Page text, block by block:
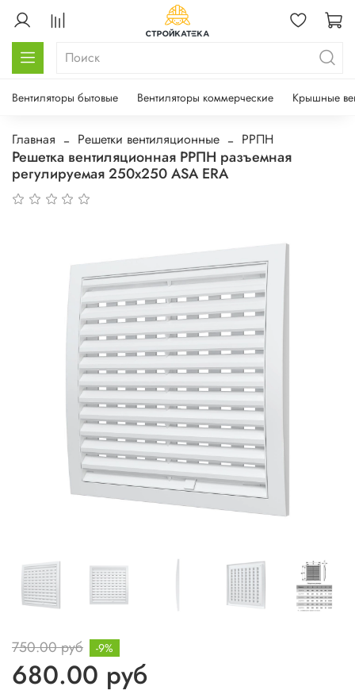
Вентиляторы бытовые Вентиляторы коммерческие Крышные
Главная Решетки вентиляционные РРПН
Решетка вентиляционная РРПН разъемная
регулируемая 250х250 ASA ERA
750.00 руб
680.00 руб
-9%